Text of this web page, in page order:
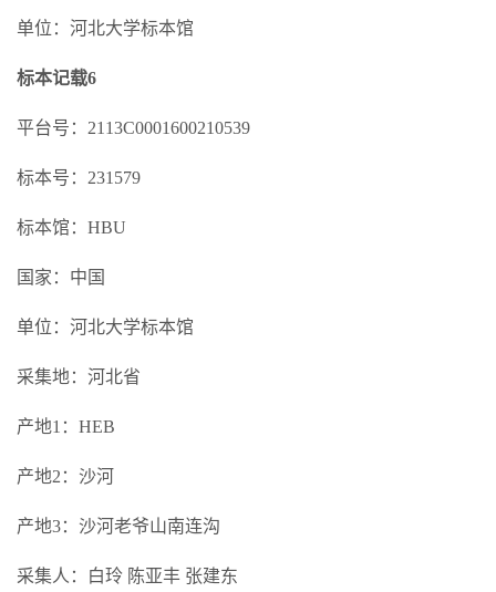
单位：河北大学标本馆
标本记载6
平台号：2113C0001600210539
标本号：231579
标本馆：HBU
国家：中国
单位：河北大学标本馆
采集地：河北省
产地1：HEB
产地2：沙河
产地3：沙河老爷山南连沟
采集人：白玲 陈亚丰 张建东